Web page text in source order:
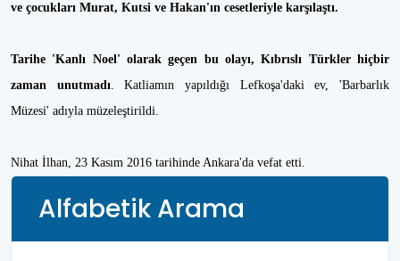
ve çocukları Murat, Kutsi ve Hakan'ın cesetleriyle karşılaştı.
Tarihe 'Kanlı Noel' olarak geçen bu olayı, Kıbrıslı Türkler hiçbir
zaman unutmadı. Katliamın yapıldığı Lefkoşa'daki ev, 'Barbarlık
Müzesi' adıyla müzeleştirildi.
Nihat İlhan, 23 Kasım 2016 tarihinde Ankara'da vefat etti.
Alfabetik Arama